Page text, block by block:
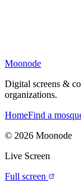
Moonode
Digital screens &
organizations.
HomeFind a
© 2026 Moonode
Live Screen
Full screen